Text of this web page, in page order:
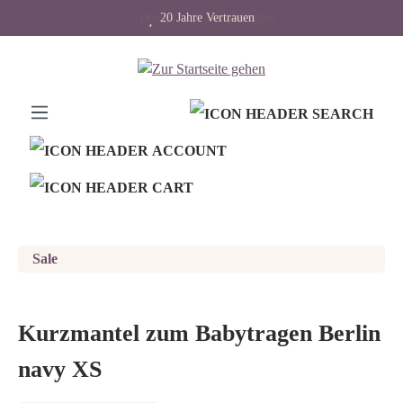
20 Jahre Vertrauen
Design trifft Langlebigkeit
Sale
Kurzmantel zum Babytragen Berlin
navy XS